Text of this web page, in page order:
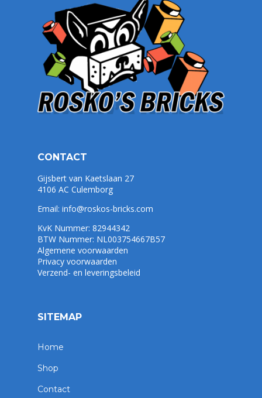
CONTACT
Gijsbert van Kaetslaan 27
4106 AC Culemborg
Email: info@roskos-bricks.com
KvK Nummer: 82944342
BTW Nummer: NL003754667B57
Algemene voorwaarden
Privacy voorwaarden
Verzend- en leveringsbeleid
SITEMAP
Home
Shop
Contact